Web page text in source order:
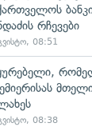
რჩევები
08:51
08:38